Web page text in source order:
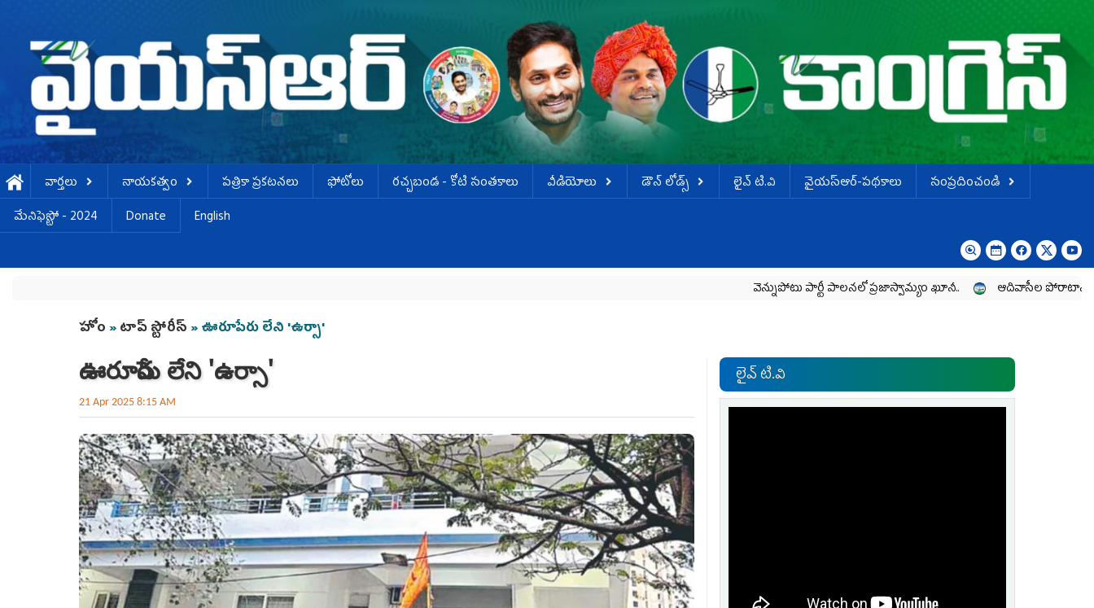
వార్తలు నాయకత్వం పత్రికా ప్రకటనలు ఫోటోలు ర‌చ్చ‌బండ‌ - కోటి సంత‌కాలు వీడియోలు డౌన్ లోడ్స్ లైవ్ టి.వి వైయస్ఆర్-పథకాలు
సంప్రదించండి
మేనిఫెస్టో - 2024
Donate English
వెన్నుపోటు పార్టీ పాలనలో ప్రజాస్వామ్యం ఖూనీ.. ఆదివాసీల పోరాటానికి వైయ‌స్ఆర్‌సీపీ
You are here
హోం »టాప్ స్టోరీస్ » ఊరూపేరు లేని 'ఉర్సా'
ఊరూపేరు లేని 'ఉర్సా'
21 Apr 2025 8:15 AM
లైవ్ టి.వి